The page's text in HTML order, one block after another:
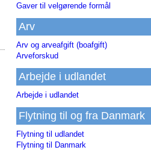
Gaver til velgørende formål
Arv
Arv og arveafgift (boafgift)
Arveforskud
Arbejde i udlandet
Arbejde i udlandet
Flytning til og fra Danmark
Flytning til udlandet
Flytning til Danmark